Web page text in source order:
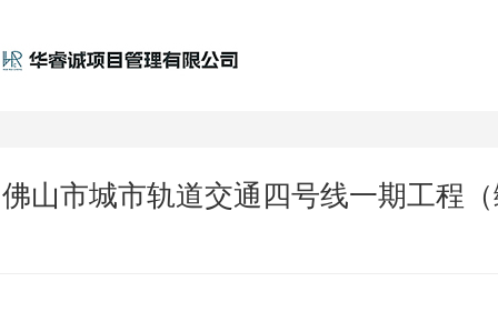
佛山市城市轨道交通四号线一期工程